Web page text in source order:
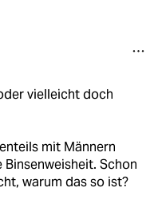
vielleicht doch
mit Männern
Schon
warum das so ist?